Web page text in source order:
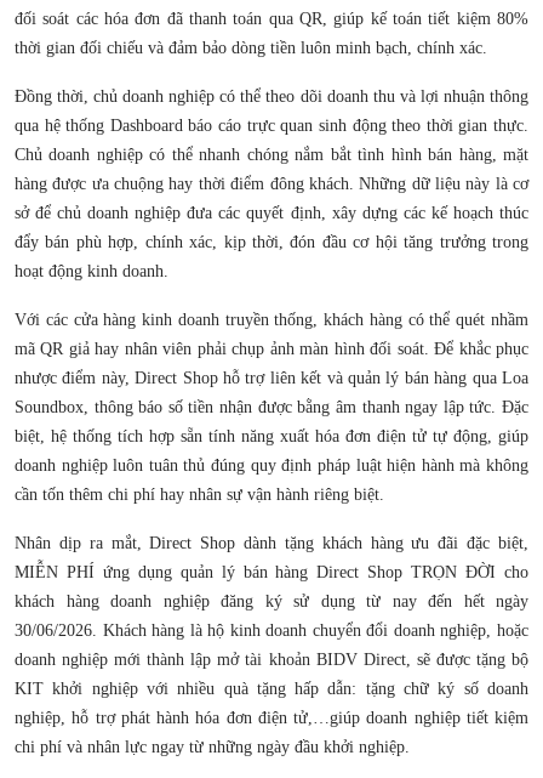
đối soát các hóa đơn đã thanh toán qua QR, giúp kế toán tiết kiệm 80%
thời gian đối chiếu và đảm bảo dòng tiền luôn minh bạch, chính xác.
Đồng thời, chủ doanh nghiệp có thể theo dõi doanh thu và lợi nhuận thông
qua hệ thống Dashboard báo cáo trực quan sinh động theo thời gian thực.
Chủ doanh nghiệp có thể nhanh chóng nắm bắt tình hình bán hàng, mặt
hàng được ưa chuộng hay thời điểm đông khách. Những dữ liệu này là cơ
sở để chủ doanh nghiệp đưa các quyết định, xây dựng các kế hoạch thúc
đẩy bán phù hợp, chính xác, kịp thời, đón đầu cơ hội tăng trưởng trong
hoạt động kinh doanh.
Với các cửa hàng kinh doanh truyền thống, khách hàng có thể quét nhầm
mã QR giả hay nhân viên phải chụp ảnh màn hình đối soát. Để khắc phục
nhược điểm này, Direct Shop hỗ trợ liên kết và quản lý bán hàng qua Loa
Soundbox, thông báo số tiền nhận được bằng âm thanh ngay lập tức. Đặc
biệt, hệ thống tích hợp sẵn tính năng xuất hóa đơn điện tử tự động, giúp
doanh nghiệp luôn tuân thủ đúng quy định pháp luật hiện hành mà không
cần tốn thêm chi phí hay nhân sự vận hành riêng biệt.
Nhân dịp ra mắt, Direct Shop dành tặng khách hàng ưu đãi đặc biệt,
MIỄN PHÍ ứng dụng quản lý bán hàng Direct Shop TRỌN ĐỜI cho
khách hàng doanh nghiệp đăng ký sử dụng từ nay đến hết ngày
30/06/2026. Khách hàng là hộ kinh doanh chuyển đổi doanh nghiệp, hoặc
doanh nghiệp mới thành lập mở tài khoản BIDV Direct, sẽ được tặng bộ
KIT khởi nghiệp với nhiều quà tặng hấp dẫn: tặng chữ ký số doanh
nghiệp, hỗ trợ phát hành hóa đơn điện tử,…giúp doanh nghiệp tiết kiệm
chi phí và nhân lực ngay từ những ngày đầu khởi nghiệp.